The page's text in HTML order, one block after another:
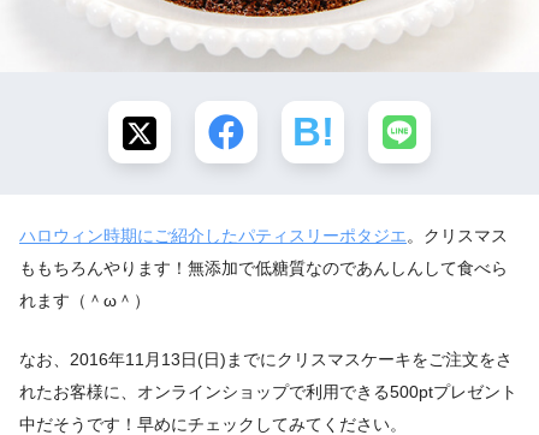
ハロウィン時期にご紹介したパティスリーポタジエ。クリスマス
ももちろんやります！無添加で低糖質なのであんしんして食べら
れます（＾ω＾）
なお、2016年11月13日(日)までにクリスマスケーキをご注文をさ
れたお客様に、オンラインショップで利用できる500ptプレゼント
中だそうです！早めにチェックしてみてください。